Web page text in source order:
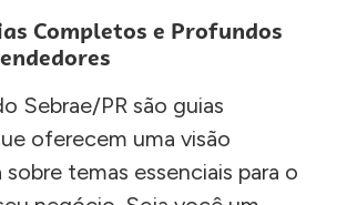
Completos e Profundos
Sebrae/PR são guias
oferecem uma visão
temas essenciais para o